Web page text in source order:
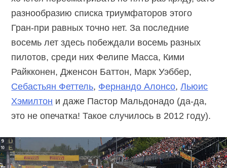
разнообразию списка триумфаторов этого
Гран-при равных точно нет. За последние
восемь лет здесь побеждали восемь разных
пилотов, среди них Фелипе Масса, Кими
Райкконен, Дженсон Баттон, Марк Уэббер,
Себастьян Феттель, Фернандо Алонсо,Льюис
Хэмилтон и даже Пастор Мальдонадо (да-да,
это не опечатка! Такое случилось в 2012 году).